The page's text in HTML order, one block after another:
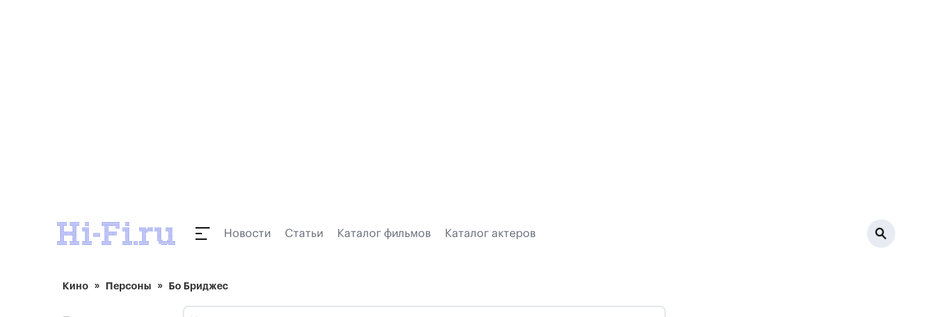
Новости Статьи Каталог фильмов Каталог актеров
Кино Персоны Бо Бриджес